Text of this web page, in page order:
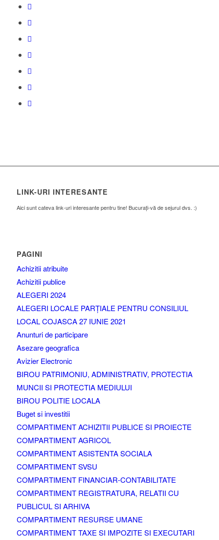
LINK-URI INTERESANTE
Aici sunt cateva link-uri interesante pentru tine! Bucurați-vă de sejurul dvs. :)
PAGINI
Achizitii atribuite
Achizitii publice
ALEGERI 2024
ALEGERI LOCALE PARȚIALE PENTRU CONSILIUL
LOCAL COJASCA 27 IUNIE 2021
Anunturi de participare
Asezare geografica
Avizier Electronic
BIROU PATRIMONIU, ADMINISTRATIV, PROTECTIA
MUNCII SI PROTECTIA MEDIULUI
BIROU POLITIE LOCALA
Buget si investitii
COMPARTIMENT ACHIZITII PUBLICE SI PROIECTE
COMPARTIMENT AGRICOL
COMPARTIMENT ASISTENTA SOCIALA
COMPARTIMENT SVSU
COMPARTIMENT FINANCIAR-CONTABILITATE
COMPARTIMENT REGISTRATURA, RELATII CU
PUBLICUL SI ARHIVA
COMPARTIMENT RESURSE UMANE
COMPARTIMENT TAXE SI IMPOZITE SI EXECUTARI